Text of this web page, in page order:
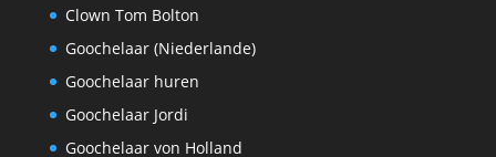
Clown Tom Bolton
Goochelaar (Niederlande)
Goochelaar huren
Goochelaar Jordi
Goochelaar von Holland